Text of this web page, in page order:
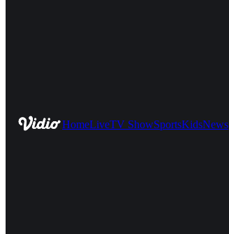
HomeLiveTV ShowSportsKidsNews